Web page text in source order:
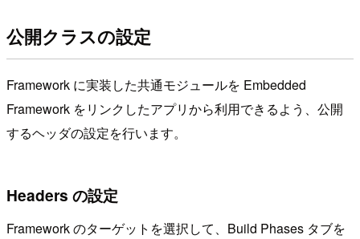
公開クラスの設定
Framework に実装した共通モジュールを Embedded
Framework をリンクしたアプリから利用できるよう、公開
するヘッダの設定を行います。
Headers の設定
Framework のターゲットを選択して、Build Phases タブを